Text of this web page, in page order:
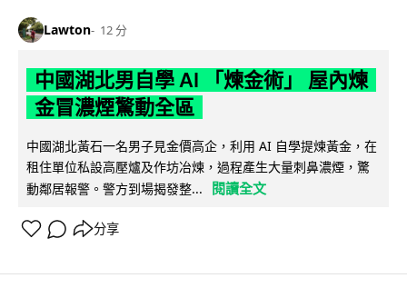
Lawton 12 分
中國湖北男自學 AI 「煉金術」 屋內煉
金冒濃煙驚動全區
中國湖北黃石一名男子見金價高企，利用 AI 自學提煉黃金，在
租住單位私設高壓爐及作坊冶煉，過程產生大量刺鼻濃煙，驚
動鄰居報警。警方到場揭發整...
閱讀全文
分享